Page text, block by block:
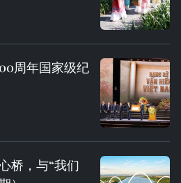
周年国家级纪
桥，与“我们